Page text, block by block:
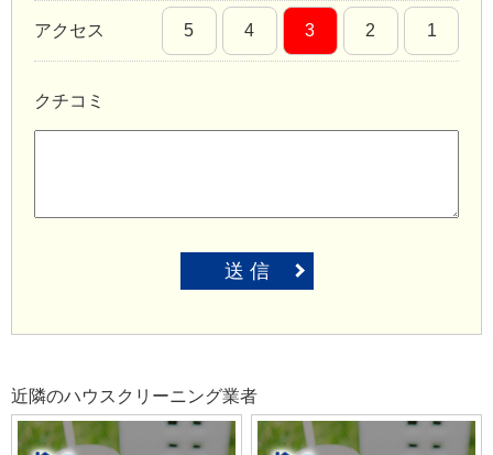
アクセス 5 4 3 2 1
クチコミ
送 信
近隣のハウスクリーニング業者